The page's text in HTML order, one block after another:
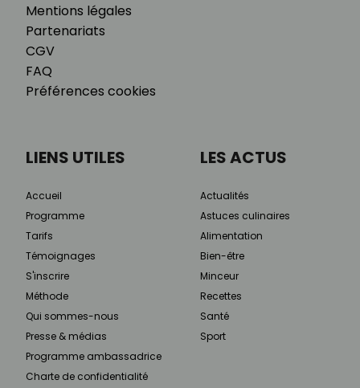
Mentions légales
Partenariats
CGV
FAQ
Préférences cookies
LIENS UTILES
Accueil
Programme
Tarifs
Témoignages
S'inscrire
Méthode
Qui sommes-nous
Presse & médias
Programme ambassadrice
Charte de confidentialité
LES ACTUS
Actualités
Astuces culinaires
Alimentation
Bien-être
Minceur
Recettes
Santé
Sport